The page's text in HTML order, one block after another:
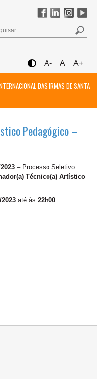
A- A A+
DAS IRMÃS DE SANTA
Pedagógico –
– Processo Seletivo
Técnico(a) Artístico
até às 22h00.